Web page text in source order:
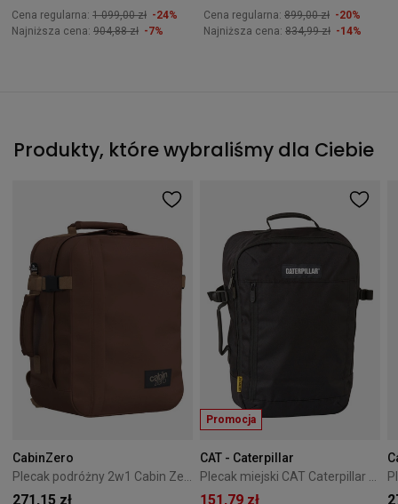
Cena regularna: 1 099,00 zł -24%
Najniższa cena: 904,88 zł -7%
Cena regularna: 899,00 zł -20%
Najniższa cena: 834,99 zł -14%
Produkty, które wybraliśmy dla Ciebie
CabinZero
271,15 zł
Promocja
CAT - Caterpillar
151,79 zł